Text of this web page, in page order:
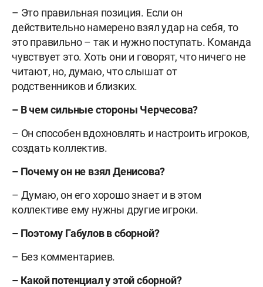
– Это правильная позиция. Если он
действительно намерено взял удар на себя, то
это правильно – так и нужно поступать. Команда
чувствует это. Хоть они и говорят, что ничего не
читают, но, думаю, что слышат от
родственников и близких.
– В чем сильные стороны Черчесова?
– Он способен вдохновлять и настроить игроков,
создать коллектив.
– Почему он не взял Денисова?
– Думаю, он его хорошо знает и в этом
коллективе ему нужны другие игроки.
– Поэтому Габулов в сборной?
– Без комментариев.
– Какой потенциал у этой сборной?